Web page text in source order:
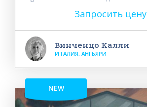
Запросить цену
Винченцо Калли
ИТАЛИЯ, АНГЬЯРИ
NEW